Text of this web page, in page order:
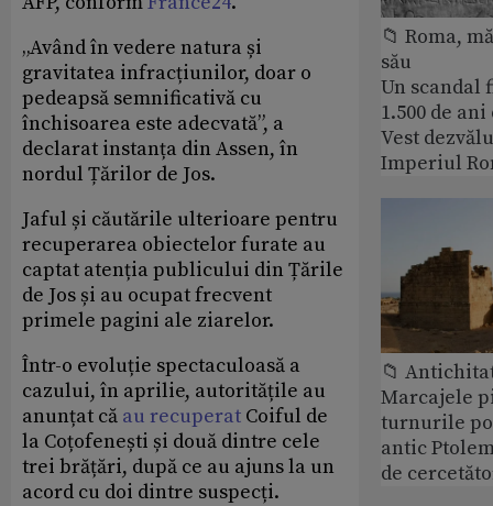
„Având în vedere natura și
gravitatea infracțiunilor, doar o
pedeapsă semnificativă cu
închisoarea este adecvată”, a
declarat instanța din Assen, în
nordul Țărilor de Jos.
Jaful și căutările ulterioare pentru
recuperarea obiectelor furate au
captat atenția publicului din Țările
de Jos și au ocupat frecvent
primele pagini ale ziarelor.
Într-o evoluție spectaculoasă a
cazului, în aprilie, autoritățile au
anunțat că au recuperat Coiful de
la Coțofenești și două dintre cele
trei brățări, după ce au ajuns la un
acord cu doi dintre suspecți.
📁 Roma,
său
Un scandal
1.500 de
Vest
Imperiul
📁
Marcajele
turnurile
antic
de